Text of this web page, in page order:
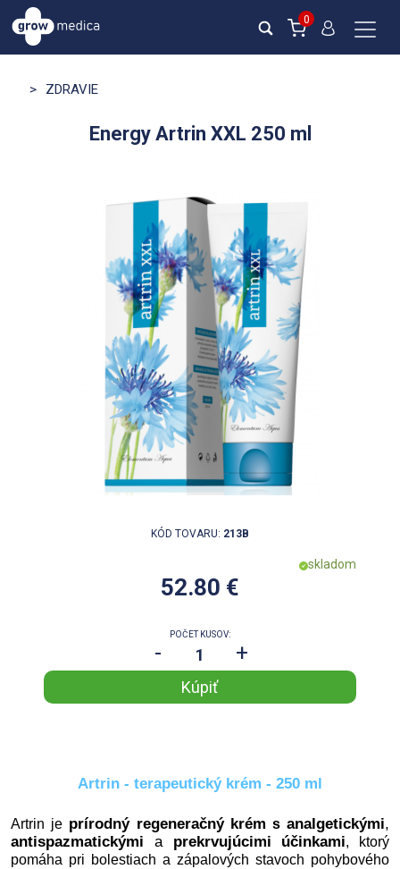
0
> ZDRAVIE
Energy Artrin XXL 250 ml
KÓD TOVARU: 213B
skladom
52.80 €
POČET KUSOV:
- +
Artrin - terapeutický krém - 250 ml
Artrin je prírodný regeneračný krém sanalgetickými,
antispazmatickými a prekrvujúcimi účinkami, ktorý
pomáha pri bolestiach a zápalových stavoch pohybového